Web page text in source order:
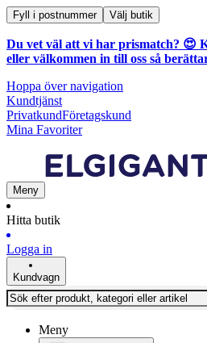
Fyll i postnummer Välj butik
Du vet väl att vi har prismatch? 😍
eller välkommen in till oss så
Hoppa över navigation
Kundtjänst
PrivatkundFöretagskund
Mina Favoriter
Meny
Hitta butik
Logga in
Kundvagn
Meny